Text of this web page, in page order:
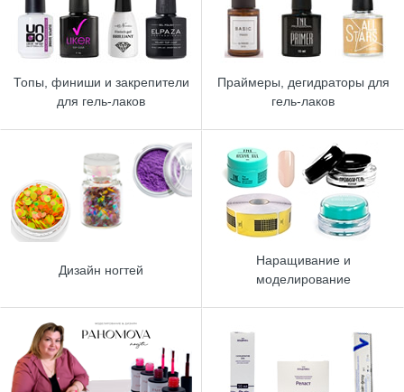
Топы, финиши и закрепители
для гель-лаков
Праймеры, дегидраторы для
гель-лаков
Дизайн ногтей
Наращивание и
моделирование